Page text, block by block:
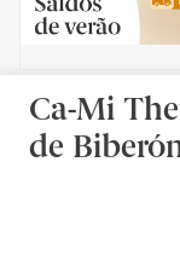
Ca-Mi
de